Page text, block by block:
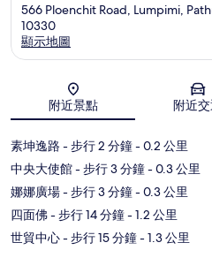
566 Ploenchit Road, Lumpimi,
10330
顯示地圖
附近景點 附近交
素坤逸路 - 步行 2 分鐘- 0.2 公里
中央大使館- 步行 3 分鐘- 0.3 公里
娜娜廣場- 步行 3 分鐘- 0.3 公里
四面佛- 步行 14 分鐘- 1.2 公里
世貿中心- 步行 15 分鐘- 1.3 公里